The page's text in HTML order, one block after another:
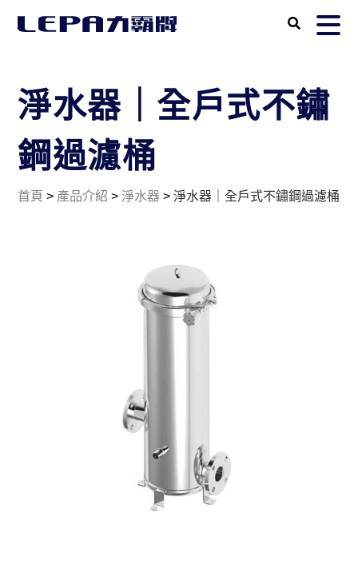
淨水器｜全戶式不鏽
鋼過濾桶
首頁 > 產品介紹 >淨水器 >淨水器｜全戶式不鏽鋼過濾桶